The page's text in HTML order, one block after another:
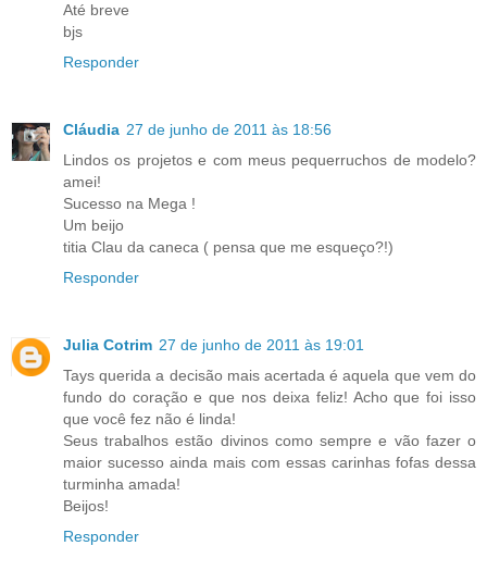
Até breve
bjs
Responder
Cláudia 27 de junho de 2011 às 18:56
Lindos os projetos e com meus pequerruchos de modelo?
amei!
Sucesso na Mega !
Um beijo
titia Clau da caneca ( pensa que me esqueço?!)
Responder
Julia Cotrim 27 de junho de 2011 às 19:01
Tays querida a decisão mais acertada é aquela que vem do
fundo do coração e que nos deixa feliz! Acho que foi isso
que você fez não é linda!
Seus trabalhos estão divinos como sempre e vão fazer o
maior sucesso ainda mais com essas carinhas fofas dessa
turminha amada!
Beijos!
Responder